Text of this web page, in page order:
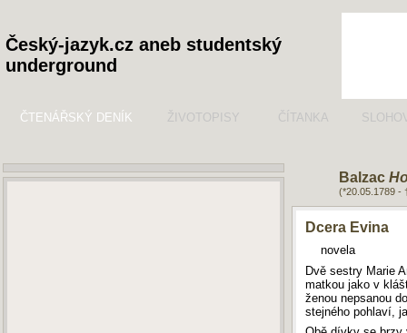
Český-jazyk.cz aneb studentský
underground
ČTENÁŘSKÝ DENÍK ŽIVOTOPISY ČÍTANKA
Balzac
(*20.05.1789 -
Dcera Evina
novela
Dvě sestry Marie
matkou jako v
ženou nepsanou
stejného pohlaví,